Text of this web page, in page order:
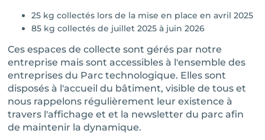
25 kg collectés lors de la mise en place en avril 2025
85 kg collectés de juillet 2025 à juin 2026
Ces espaces de collecte sont gérés par notre
entreprise mais sont accessibles à l'ensemble des
entreprises du Parc technologique. Elles sont
disposés à l'accueil du bâtiment, visible de tous et
nous rappelons régulièrement leur existence à
travers l'affichage et et la newsletter du parc afin
de maintenir la dynamique.